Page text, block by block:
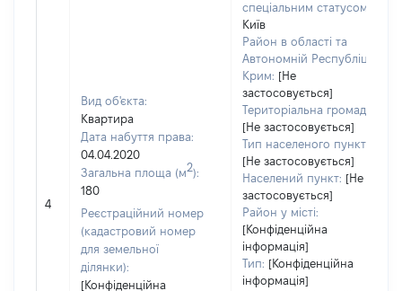
4
Вид об'єкта:
Квартира
Дата набуття права:
04.04.2020
Загальна площа (м2):
180
Реєстраційний номер
(кадастровий номер
для земельної
ділянки):
[Конфіденційна
спеціальним статусом:
Київ
Район в області та
Автономній Республіці
Крим: [Не
застосовується]
Територіальна громада:
[Не застосовується]
Тип населеного пункту:
[Не застосовується]
Населений пункт: [Не
застосовується]
Район у місті:
[Конфіденційна
інформація]
Тип: [Конфіденційна
інформація]